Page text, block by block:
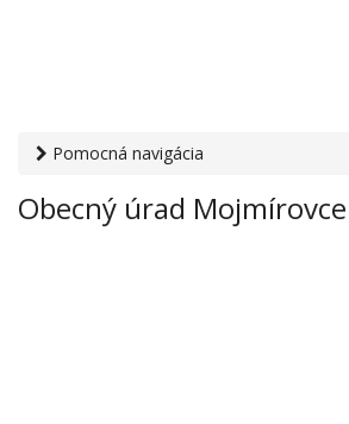
Pomocná navigácia
Obecný úrad Mojmírovce
Obecný úrad Mojmírovce